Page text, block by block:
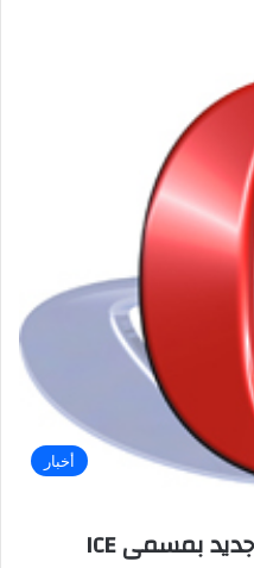
أخبار
Opera تعمل على متصفح جديد بمسمى ICE